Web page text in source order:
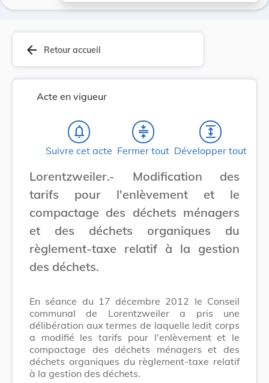
arrow_back Retour accueil
Acte en vigueur
notifications_none
Suivre cet acte
compress
Fermer tout
expand
Développer tout
Lorentzweiler.- Modification des
tarifs pour l'enlèvement et le
compactage des déchets ménagers
et des déchets organiques du
règlement-taxe relatif à la gestion
des déchets.
En séance du 17 décembre 2012 le Conseil
communal de Lorentzweiler a pris une
délibération aux termes de laquelle ledit corps
a modifié les tarifs pour l'enlèvement et le
compactage des déchets ménagers et des
déchets organiques du règlement-taxe relatif
à la gestion des déchets.